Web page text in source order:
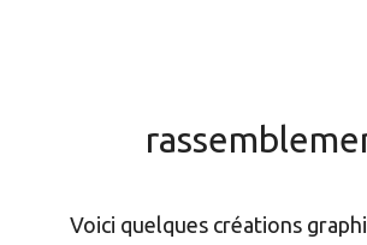
Voici quelques créations